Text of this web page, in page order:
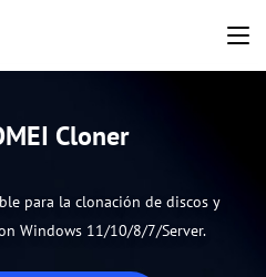
Cloner
para la clonación de discos y
Windows 11/10/8/7/Server.